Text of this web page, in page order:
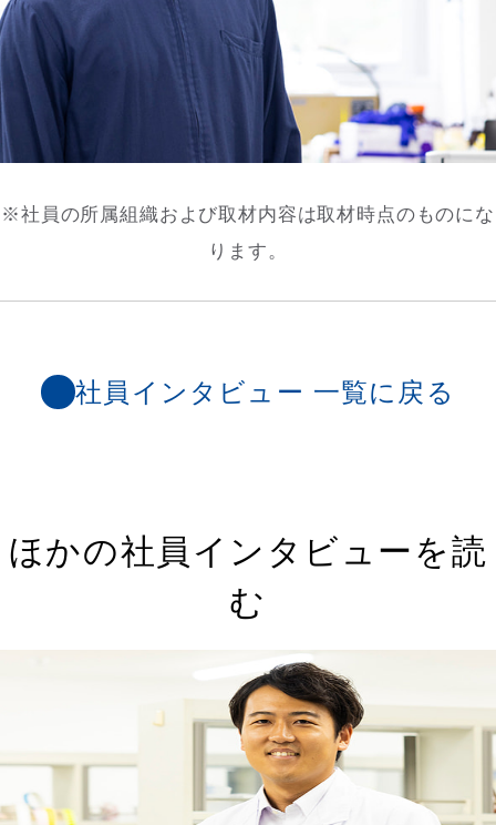
※社員の所属組織および取材内容は取材時点のものにな
ります。
社員インタビュー 一覧に戻る
ほかの社員インタビューを読
む